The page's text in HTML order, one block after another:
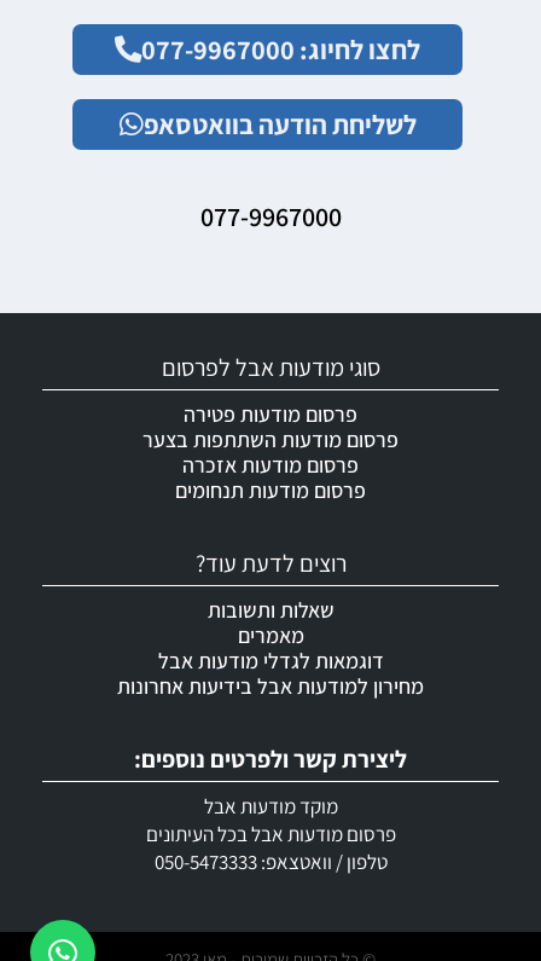
לחצו לחיוג: 077-9967000
לשליחת הודעה בוואטסאפ
077-9967000
ליצירת קשר ולפרטים נוספים:
מוקד מודעות אבל
פרסום מודעות אבל בכל העיתונים
טלפון / וואטצאפ: 050-5473333
רוצים לדעת עוד?
שאלות ותשובות
מאמרים
דוגמאות לגדלי מודעות אבל
מחירון למודעות אבל בידיעות אחרונות
סוגי מודעות אבל לפרסום
פרסום מודעות פטירה
פרסום מודעות השתתפות בצער
פרסום מודעות אזכרה
פרסום מודעות תנחומים